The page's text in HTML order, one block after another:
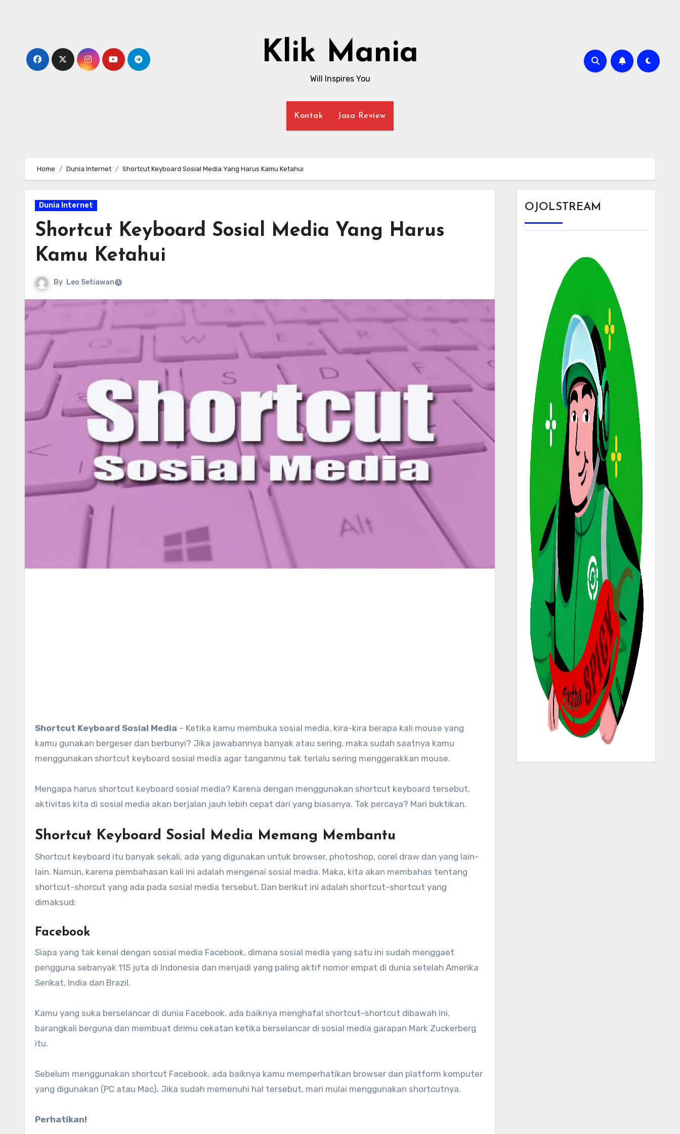
Klik Mania
Will Inspires You
Kontak Jasa Review
Home Dunia Internet Shortcut Keyboard Sosial Media Yang Harus Kamu Ketahui
Dunia Internet
Shortcut Keyboard Sosial Media Yang Harus
Kamu Ketahui
By Leo Setiawan
Shortcut Keyboard Sosial Media – Ketika kamu membuka sosial media, kira-kira berapa kali mouse yang
kamu gunakan bergeser dan berbunyi? Jika jawabannya banyak atau sering, maka sudah saatnya kamu
menggunakan shortcut keyboard sosial media agar tanganmu tak terlalu sering menggerakkan mouse.
Mengapa harus shortcut keyboard sosial media? Karena dengan menggunakan shortcut keyboard tersebut,
aktivitas kita di sosial media akan berjalan jauh lebih cepat dari yang biasanya. Tak percaya? Mari buktikan.
Shortcut Keyboard Sosial Media Memang Membantu
Shortcut keyboard itu banyak sekali, ada yang digunakan untuk browser, photoshop, corel draw dan yang lain-
lain. Namun, karena pembahasan kali ini adalah mengenai sosial media. Maka, kita akan membahas tentang
shortcut-shorcut yang ada pada sosial media tersebut. Dan berikut ini adalah shortcut-shortcut yang
dimaksud:
Facebook
Siapa yang tak kenal dengan sosial media Facebook, dimana sosial media yang satu ini sudah menggaet
pengguna sebanyak 115 juta di Indonesia dan menjadi yang paling aktif nomor empat di dunia setelah Amerika
Serikat, India dan Brazil.
Kamu yang suka berselancar di dunia Facebook, ada baiknya menghafal shortcut-shortcut dibawah ini,
barangkali berguna dan membuat dirimu cekatan ketika berselancar di sosial media garapan Mark Zuckerberg
itu.
Sebelum menggunakan shortcut Facebook, ada baiknya kamu memperhatikan browser dan platform komputer
yang digunakan (PC atau Mac). Jika sudah memenuhi hal tersebut, mari mulai menggunakan shortcutnya.
Perhatikan!
OJOLSTREAM